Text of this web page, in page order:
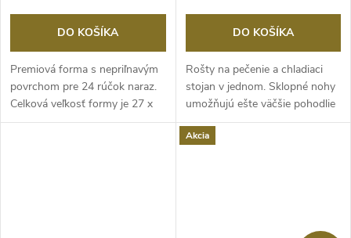
DO KOŠÍKA
Premiová forma s nepriľnavým
povrchom pre 24 rúčok naraz.
Celková veľkosť formy je 27 x
21 cm, na...
DO KOŠÍKA
Rošty na pečenie a chladiaci
stojan v jednom. Sklopné nohy
umožňujú ešte väčšie pohodlie
pri...
Akcia